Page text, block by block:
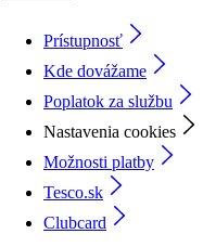
Prístupnosť
Kde dovážame
Poplatok za službu
Nastavenia cookies
Možnosti platby
Tesco.sk
Clubcard